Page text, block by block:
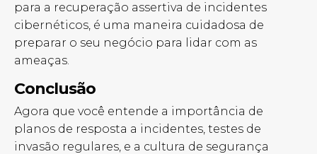
para a recuperação assertiva de incidentes
cibernéticos, é uma maneira cuidadosa de
preparar o seu negócio para lidar com as
ameaças.
Conclusão
Agora que você entende a importância de
planos de resposta a incidentes, testes de
invasão regulares, e a cultura de segurança